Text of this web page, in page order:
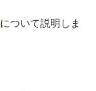
について説明しま